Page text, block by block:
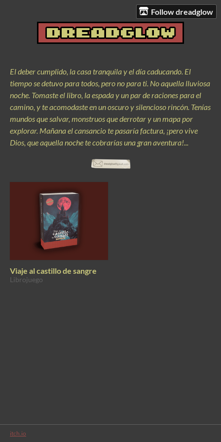
Follow dreadglow
El deber cumplido, la casa tranquila y el día caducando. El
tiempo se detuvo para todos, pero no para ti. No aquella lluviosa
noche. Tomaste el libro, la espada y un par de raciones para el
camino, y te acomodaste en un oscuro y silencioso rincón. Tenías
mundos que salvar, monstruos que derrotar y un mapa por
explorar. Mañana el cansancio te pasaría factura, ¡pero vive
Dios, que aquella noche te cobrarías una gran aventura!...
Viaje al castillo de sangre
Librojuego
itch.io